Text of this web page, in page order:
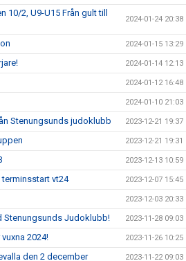
10/2, U9-U15 Från gult till
2024-01-24 20:38
2024-01-15 13:29
2024-01-14 12:13
2024-01-12 16:48
2024-01-10 21:03
Stenungsunds judoklubb 2023-12-21 19:37
2023-12-21 19:31
2023-12-13 10:59
vt24 2023-12-07 15:45
2023-12-03 20:33
Stenungsunds Judoklubb! 2023-11-28 09:03
2024! 2023-11-26 10:25
den 2 december 2023-11-22 09:03